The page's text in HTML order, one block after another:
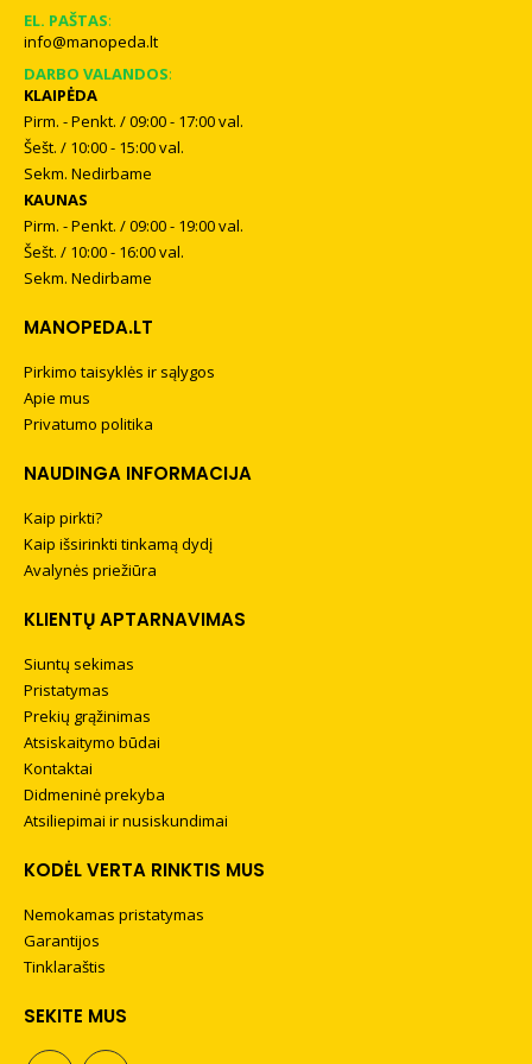
EL. PAŠTAS:
info@manopeda.lt
DARBO VALANDOS:
KLAIPĖDA
Pirm. - Penkt. / 09:00 - 17:00 val.
Šešt. / 10:00 - 15:00 val.
Sekm. Nedirbame
KAUNAS
Pirm. - Penkt. / 09:00 - 19:00 val.
Šešt. / 10:00 - 16:00 val.
Sekm. Nedirbame
MANOPEDA.LT
Pirkimo taisyklės ir sąlygos
Apie mus
Privatumo politika
NAUDINGA INFORMACIJA
Kaip pirkti?
Kaip išsirinkti tinkamą dydį
Avalynės priežiūra
KLIENTŲ APTARNAVIMAS
Siuntų sekimas
Pristatymas
Prekių grąžinimas
Atsiskaitymo būdai
Kontaktai
Didmeninė prekyba
Atsiliepimai ir nusiskundimai
KODĖL VERTA RINKTIS MUS
Nemokamas pristatymas
Garantijos
Tinklaraštis
SEKITE MUS